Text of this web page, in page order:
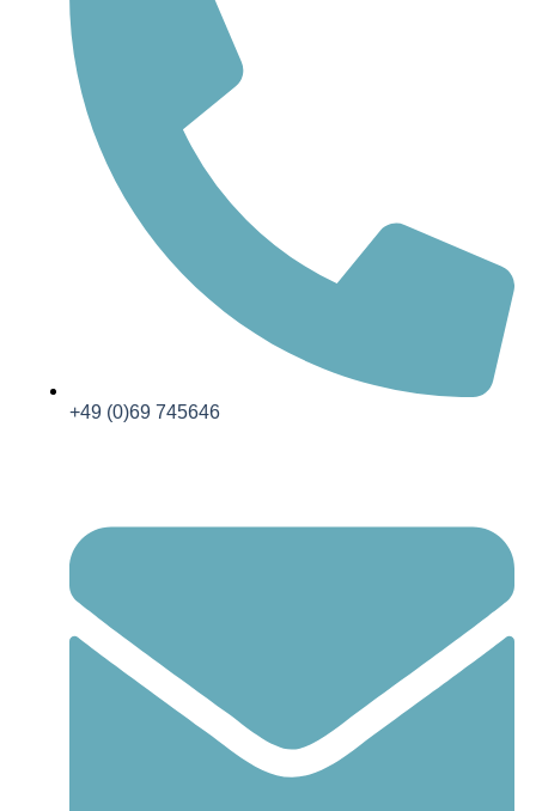
+49 (0)69 745646